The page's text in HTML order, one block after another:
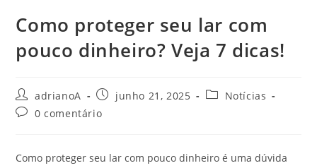
Como proteger seu lar com
pouco dinheiro? Veja 7 dicas!
Autor
do
post:
adrianoA
Postjunho 21, 2025
Categoria
Notícias
Comentários
0 comentário
Como proteger seu lar com pouco dinheiro é uma dúvida